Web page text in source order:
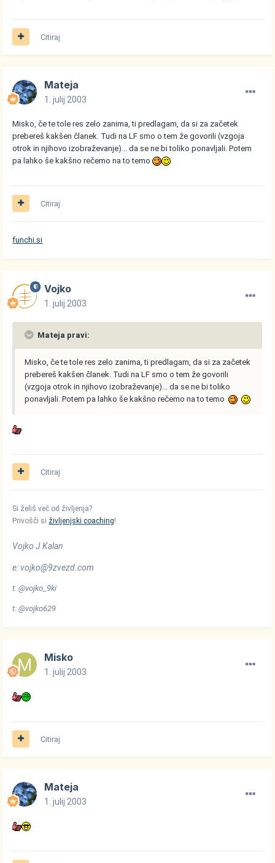
Citiraj
Mateja
1. julij 2003
Misko, če te tole res zelo zanima, ti predlagam, da si za začetek
prebereš kakšen članek. Tudi na LF smo o tem že govorili (vzgoja
otrok in njihovo izobraževanje)... da se ne bi toliko ponavljali. Potem
pa lahko še kakšno rečemo na to temo
Citiraj
funchi.si
Vojko
1. julij 2003
Mateja pravi:
Misko, če te tole res zelo zanima, ti predlagam, da si za začetek
prebereš kakšen članek. Tudi na LF smo o tem že govorili
(vzgoja otrok in njihovo izobraževanje)... da se ne bi toliko
ponavljali. Potem pa lahko še kakšno rečemo na to temo
Citiraj
Si želiš več od življenja?
Privošči si življenjski coaching!
Vojko J Kalan
e: vojko@9zvezd.com
t: @vojko_9ki
t: @vojko629
Misko
1. julij 2003
Citiraj
Mateja
1. julij 2003